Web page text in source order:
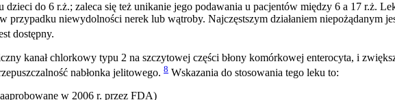
do 6 r.ż.; zaleca się też unikanie jego podawania u pacjentów między 6 a 17 r.ż.
niewydolności nerek lub wątroby. Najczęstszym działaniem niepożądanym
dostępny.
kanał chlorkowy typu 2 na szczytowej części błony komórkowej enterocyta, i
nabłonka jelitowego. 8 Wskazania do stosowania tego leku to:
w 2006 r. przez FDA)